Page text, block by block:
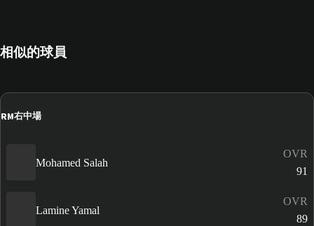
相似的球員
RM右中場
Mohamed Salah
OVR
91
Lamine Yamal
OVR
89